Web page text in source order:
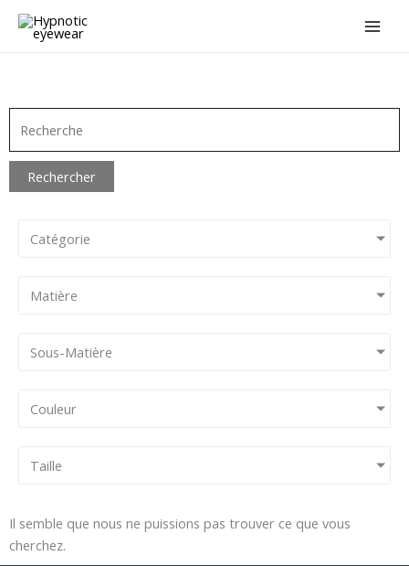
Aller
Rechercher
Catégorie
Matière
Sous-Matière
Couleur
Taille
Il semble que nous ne puissions pas trouver ce que vous
cherchez.